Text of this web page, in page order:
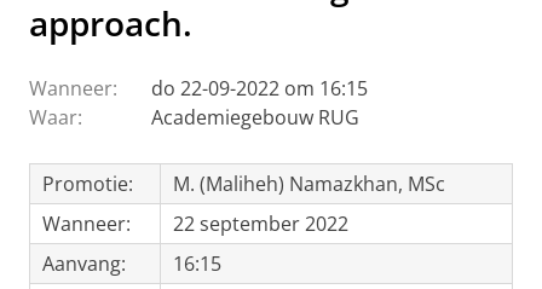
approach.
Wanneer:
do 22-09-2022 om 16:15
Waar:
Academiegebouw RUG
Promotie:
M. (Maliheh) Namazkhan, MSc
Wanneer:
22 september 2022
Aanvang:
16:15